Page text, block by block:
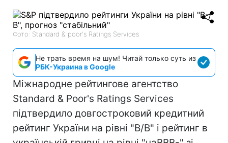
Фото: Standard & poor's Ratings Services
Не трать время на шум! Читай только суть из
РБК-Украина в Google
Міжнародне рейтингове агентство
Standard & Poor's Ratings Services
підтвердило довгостроковий кредитний
рейтинг України на рівні "B/B" і рейтинг в